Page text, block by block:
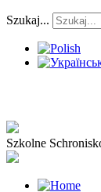
Szukaj...
Szkolne